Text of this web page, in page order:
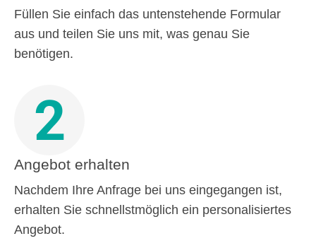
Füllen Sie einfach das untenstehende Formular
aus und teilen Sie uns mit, was genau Sie
benötigen.
2
Angebot erhalten
Nachdem Ihre Anfrage bei uns eingegangen ist,
erhalten Sie schnellstmöglich ein personalisiertes
Angebot.